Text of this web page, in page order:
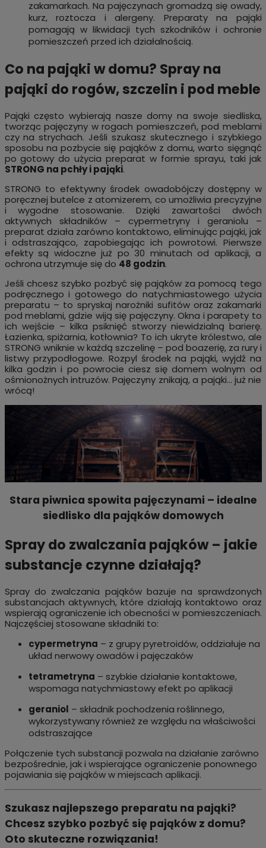
zakamarkach. Na pajęczynach gromadzą się owady,
kurz, roztocza i alergeny. Preparaty na pająki
pomagają w likwidacji tych szkodników i ochronie
pomieszczeń przed ich działalnością.
Co na pająki w domu? Spray na
pająki do rogów, szczelin i pod meble
Pająki często wybierają nasze domy na swoje siedliska,
tworząc pajęczyny w rogach pomieszczeń, pod meblami
czy na strychach. Jeśli szukasz skutecznego i szybkiego
sposobu na pozbycie się pająków z domu, warto sięgnąć
po gotowy do użycia preparat w formie sprayu, taki jak
STRONG na pchły i pająki.
STRONG to efektywny środek owadobójczy dostępny w
poręcznej butelce z atomizerem, co umożliwia precyzyjne
i wygodne stosowanie. Dzięki zawartości dwóch
aktywnych składników – cypermetryny i geraniolu –
preparat działa zarówno kontaktowo, eliminując pająki, jak
i odstraszająco, zapobiegając ich powrotowi. Pierwsze
efekty są widoczne już po 30 minutach od aplikacji, a
ochrona utrzymuje się do 48 godzin.
Jeśli chcesz szybko pozbyć się pająków za pomocą tego
podręcznego i gotowego do natychmiastowego użycia
preparatu – to spryskaj narożniki sufitów oraz zakamarki
pod meblami, gdzie wiją się pajęczyny. Okna i parapety to
ich wejście – kilka psiknięć stworzy niewidzialną barierę.
Łazienka, spiżarnia, kotłownia? To ich ukryte królestwo, ale
STRONG wniknie w każdą szczelinę – pod boazerię, za rury i
listwy przypodłogowe. Rozpyl środek na pająki, wyjdź na
kilka godzin i po powrocie ciesz się domem wolnym od
ośmionożnych intruzów. Pajęczyny znikają, a pająki… już nie
wrócą!
Stara piwnica spowita pajęczynami – idealne
siedlisko dla pająków domowych
Spray do zwalczania pająków – jakie
substancje czynne działają?
Spray do zwalczania pająków bazuje na sprawdzonych
substancjach aktywnych, które działają kontaktowo oraz
wspierają ograniczenie ich obecności w pomieszczeniach.
Najczęściej stosowane składniki to:
cypermetryna – z grupy pyretroidów, oddziałuje na
układ nerwowy owadów i pajęczaków
tetrametryna – szybkie działanie kontaktowe,
wspomaga natychmiastowy efekt po aplikacji
geraniol – składnik pochodzenia roślinnego,
wykorzystywany również ze względu na właściwości
odstraszające
Połączenie tych substancji pozwala na działanie zarówno
bezpośrednie, jak i wspierające ograniczenie ponownego
pojawiania się pająków w miejscach aplikacji.
Szukasz najlepszego preparatu na pająki?
Chcesz szybko pozbyć się pająków z domu?
Oto skuteczne rozwiązania!